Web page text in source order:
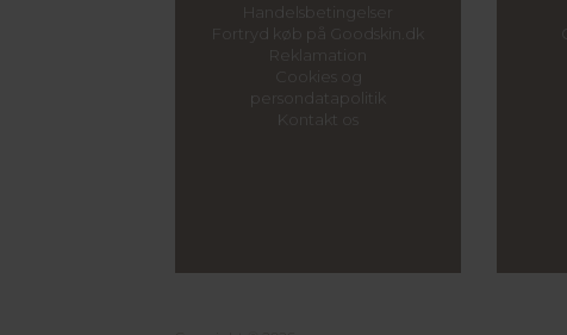
Handelsbetingelser
Fortryd køb på Goodskin.dk
Reklamation
Cookies og
persondatapolitik
Kontakt os